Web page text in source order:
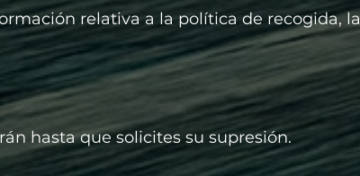
relativa a la política de recogida, la
hasta que solicites su supresión.